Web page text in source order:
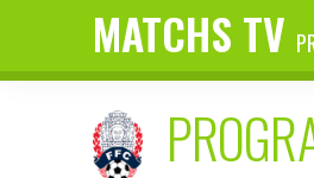
MATCHS TV